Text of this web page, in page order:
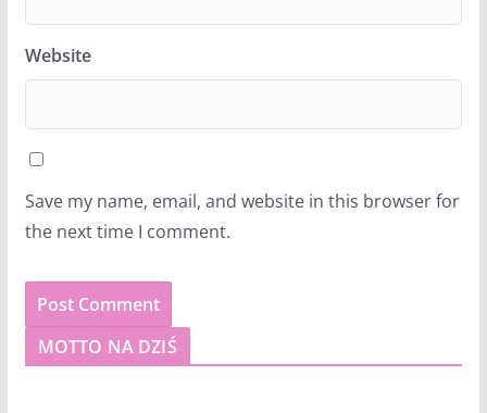
Website
Save my name, email, and website in this browser for
the next time I comment.
MOTTO NA DZIŚ